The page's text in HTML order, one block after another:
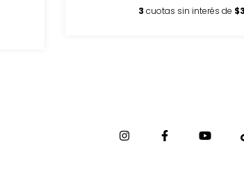
3 cuotas sin interés de